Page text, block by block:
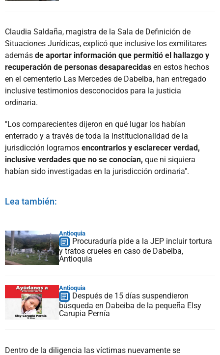
Claudia Saldaña, magistra de la Sala de Definición de
Situaciones Jurídicas, explicó que inclusive los exmilitares
además de aportar información que permitió el hallazgo y
recuperación de personas desaparecidas en estos hechos
en el cementerio Las Mercedes de Dabeiba, han entregado
inclusive testimonios desconocidos para la justicia
ordinaria.
"Los comparecientes dijeron en qué lugar los habían
enterrado y a través de toda la institucionalidad de la
jurisdicción logramos encontrarlos y esclarecer verdad,
inclusive verdades que no se conocían, que ni siquiera
habían sido investigadas en la jurisdicción ordinaria".
Lea también:
Antioquia
Procuraduría pide a la JEP incluir tortura
y tratos crueles en caso de Dabeiba,
Antioquia
Antioquia
Después de 15 días suspendieron
búsqueda en Dabeiba de la pequeña Elsy
Carupia Pernía
Dentro de la diligencia las víctimas nuevamente se